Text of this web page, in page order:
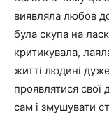
виявляла любов
була скупа на
критикувала,
житті людині
проявлятися свої
сам і змушувати